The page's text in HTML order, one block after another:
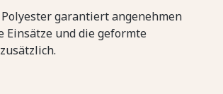
garantiert angenehmen
Einsätze und die geformte